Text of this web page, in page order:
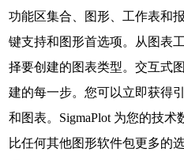
功能区集合、图形、工作表和
键支持和图形首选项。从图表
择要创建的图表类型。交互式
建的每一步。您可以立即获得
和图表。SigmaPlot 为您的技
比任何其他图形软件包更多的选